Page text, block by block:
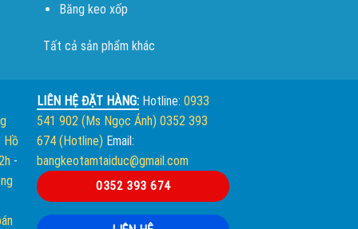
Băng keo xốp
Tất cả sản phẩm khác
Hồ
-
LIÊN HỆ ĐẶT HÀNG: Hotline:0933
541 902 (Ms Ngọc Ánh) 0352 393
674 (Hotline) Email:
bangkeotamtaiduc@gmail.com
0352 393 674